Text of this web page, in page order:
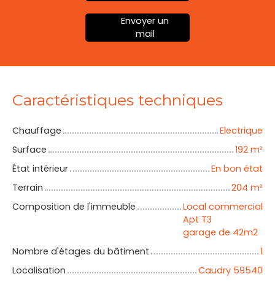
Envoyer un
mail
Caractéristiques techniques
Chauffage
Electrique
Surface
192 m²
État intérieur
En bon état
Terrain
204 m²
Composition de l'immeuble
Local commercial
Apt T3
garage de 42m2
Nombre d'étages du bâtiment
1
Localisation
Caudry 59540